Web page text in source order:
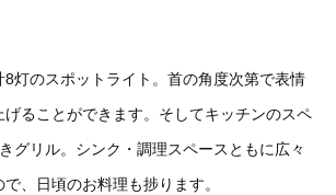
8灯のスポットライト。首の角度次第で表情
げることができます。そしてキッチンのスペ
グリル。シンク・調理スペースともに広々
、日頃のお料理も捗ります。